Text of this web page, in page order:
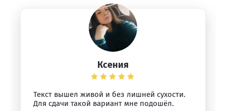
Ксения
Текст вышел живой и без лишней сухости.
Для сдачи такой вариант мне подошёл.